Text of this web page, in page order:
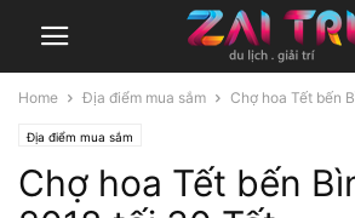
Home Địa điểm mua sắm Chợ hoa Tết bến
Địa điểm mua sắm
Chợ hoa Tết bến